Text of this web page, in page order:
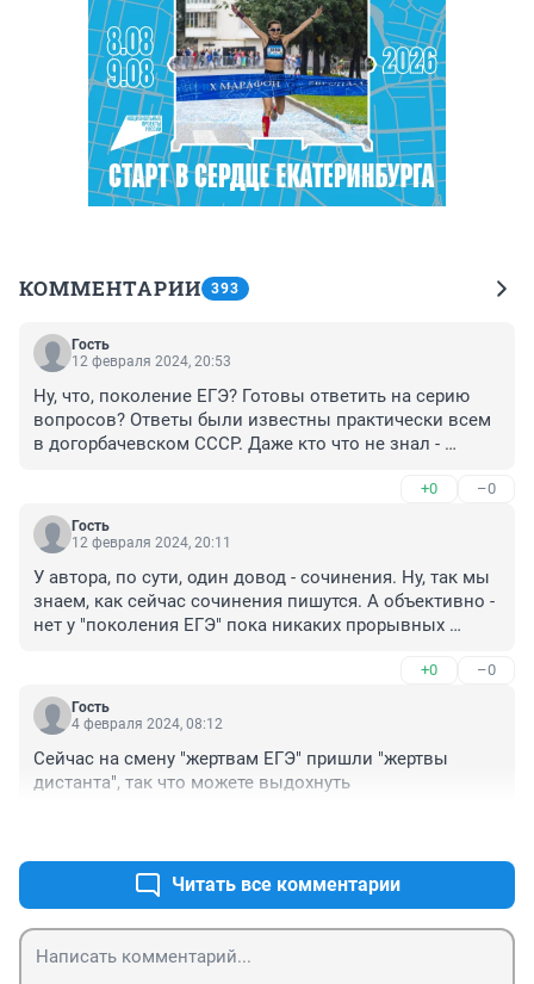
КОММЕНТАРИИ 393
Гость
12 февраля 2024, 20:53
Ну, что, поколение ЕГЭ? Готовы ответить на серию
вопросов? Ответы были известны практически всем
в догорбачевском СССР. Даже кто что не знал -
Интернет, вроде бы, эти вопросы-ответы ещё никто не
выкладывал. Давайте, быстро и честно (если
способно ваше поколение на честность) , никуда не
1. какую роль лошадь Фру-Фру сыграла в "Анне
Карениной"?
2. используется ли в реальной жизни геометрия
3. может ли при каких-либо условиях гореть вода?
4. почему Е. О. Патон смог добиться у сварного шва
большей прочности, чем у свариваемых бронеплит, а
немецкие учëные и инженеры - нет?
5. есть ли у косули желчный пузырь?
+0 –0
Гость
12 февраля 2024, 20:11
У автора, по сути, один довод - сочинения. Ну, так мы
знаем, как сейчас сочинения пишутся. А объективно -
нет у "поколения ЕГЭ" пока никаких прорывных
+0 –0
Гость
4 февраля 2024, 08:12
Сейчас на смену "жертвам ЕГЭ" пришли "жертвы
дистанта", так что можете выдохнуть
Читать все комментарии